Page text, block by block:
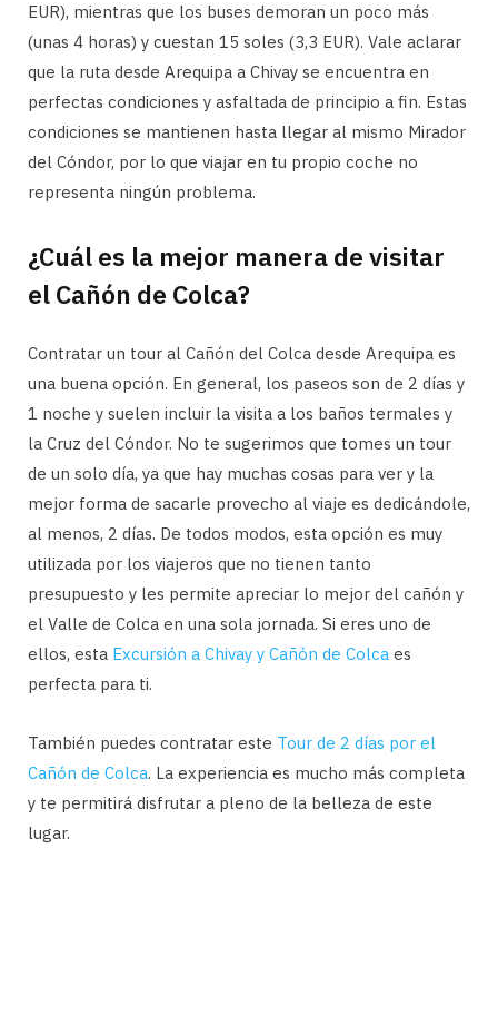
EUR), mientras que los buses demoran un poco más
(unas 4 horas) y cuestan 15 soles (3,3 EUR). Vale aclarar
que la ruta desde Arequipa a Chivay se encuentra en
perfectas condiciones y asfaltada de principio a fin. Estas
condiciones se mantienen hasta llegar al mismo Mirador
del Cóndor, por lo que viajar en tu propio coche no
representa ningún problema.
¿Cuál es la mejor manera de visitar
el Cañón de Colca?
Contratar un tour al Cañón del Colca desde Arequipa es
una buena opción. En general, los paseos son de 2 días y
1 noche y suelen incluir la visita a los baños termales y
la Cruz del Cóndor. No te sugerimos que tomes un tour
de un solo día, ya que hay muchas cosas para ver y la
mejor forma de sacarle provecho al viaje es dedicándole,
al menos, 2 días. De todos modos, esta opción es muy
utilizada por los viajeros que no tienen tanto
presupuesto y les permite apreciar lo mejor del cañón y
el Valle de Colca en una sola jornada. Si eres uno de
ellos, esta Excursión a Chivay y Cañón de Colca es
perfecta para ti.
También puedes contratar este Tour de 2 días por el
Cañón de Colca. La experiencia es mucho más completa
y te permitirá disfrutar a pleno de la belleza de este
lugar.